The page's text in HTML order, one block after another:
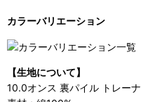
カラーバリエーション
【生地について】
10.0オンス 裏パイル トレー